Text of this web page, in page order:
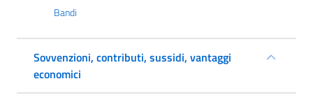
Bandi
Sovvenzioni, contributi, sussidi, vantaggi
economici